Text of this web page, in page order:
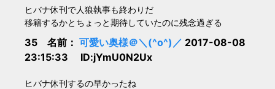
ヒバナ休刊で人狼執事も終わりだ
移籍するかとちょっと期待していたのに残念過ぎる
35 名前： 可愛い奥様＠＼(^o^)／ 2017-08-08
23:15:33 ID:jYmU0N2Ux
ヒバナ休刊するの早かったね